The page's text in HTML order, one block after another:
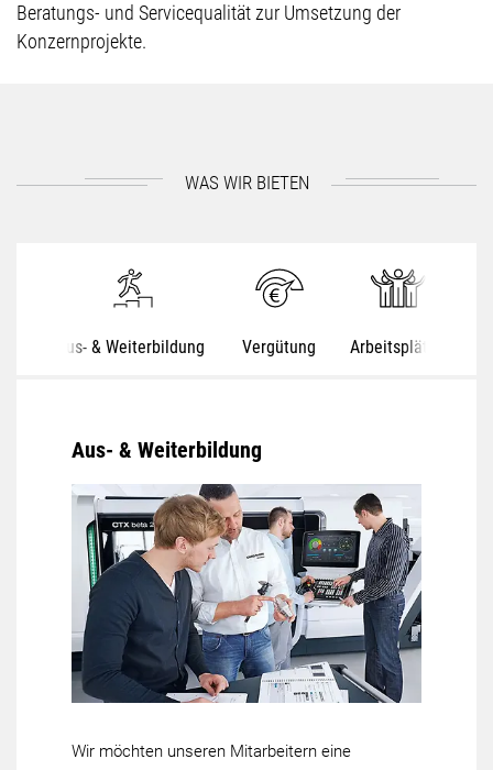
Beratungs- und Servicequalität zur Umsetzung der
Konzernprojekte.
WAS WIR BIETEN
Aus- & Weiterbildung Vergütung Arbeitsplätze
Aus- & Weiterbildung
Wir möchten unseren Mitarbeitern eine